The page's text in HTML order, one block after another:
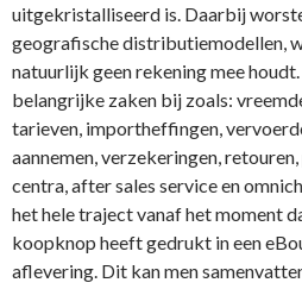
uitgekristalliseerd is. Daarbij
geografische distributiemodellen,
natuurlijk geen rekening mee
belangrijke zaken bij zoals:
tarieven, importheffingen,
aannemen, verzekeringen,
centra, after sales service en
het hele traject vanaf het moment
koopknop heeft gedrukt in een
aflevering. Dit kan men